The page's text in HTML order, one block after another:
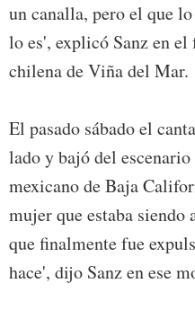
un canalla, pero el que
lo es', explicó Sanz en
chilena de Viña del Mar.
El pasado sábado el
lado y bajó del
mexicano de Baja
mujer que estaba siendo
que finalmente fue
hace', dijo Sanz en ese